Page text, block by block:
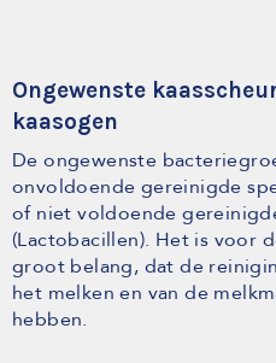
Ongewenste
kaasogen
De ongewenste
onvoldoende gereinigde
of niet voldoende
(Lactobacillen). Het is voor
groot belang, dat de
het melken en van de
hebben.